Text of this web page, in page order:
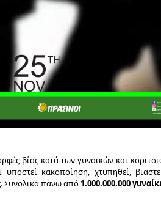
βίας κατά των γυναικών και
υποστεί κακοποίηση, χτυπηθεί,
Συνολικά πάνω από 1.000.000.000